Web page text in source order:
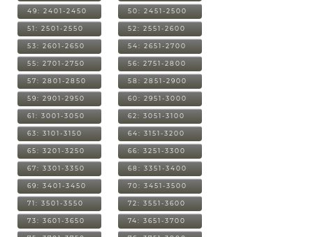
49: 2401-2450 50: 2451-2500
51: 2501-2550 52: 2551-2600
53: 2601-2650 54: 2651-2700
55: 2701-2750 56: 2751-2800
57: 2801-2850 58: 2851-2900
59: 2901-2950 60: 2951-3000
61: 3001-3050 62: 3051-3100
63: 3101-3150 64: 3151-3200
65: 3201-3250 66: 3251-3300
67: 3301-3350 68: 3351-3400
69: 3401-3450 70: 3451-3500
71: 3501-3550 72: 3551-3600
73: 3601-3650 74: 3651-3700